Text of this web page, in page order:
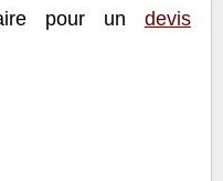
pour un devis